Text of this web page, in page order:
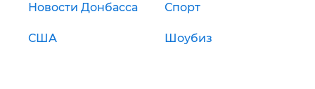
Новости Донбасса Спорт
США Шоубиз